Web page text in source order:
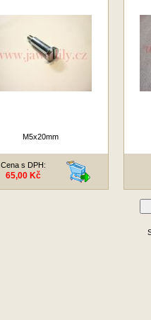
M5x20mm
Cena s DPH:
65,00 Kč